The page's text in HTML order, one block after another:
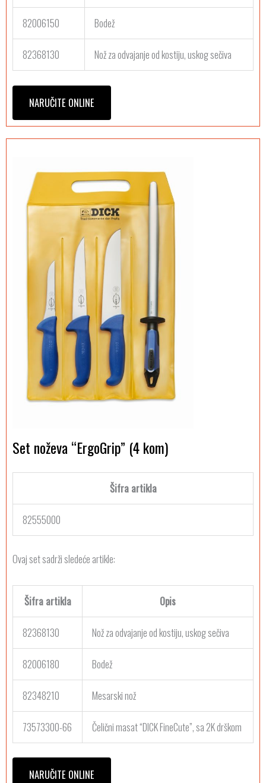
82006150 Bodež
82368130 Nož za odvajanje od kostiju, uskog sečiva
NARUČITE ONLINE
Set noževa “ErgoGrip” (4 kom)
Šifra artikla
82555000
Ovaj set sadrži sledeće artikle:
Šifra artikla Opis
82368130 Nož za odvajanje od kostiju, uskog sečiva
82006180 Bodež
82348210 Mesarski nož
73573300-66 Čelični masat “DICK FineCute”, sa 2K drškom
NARUČITE ONLINE